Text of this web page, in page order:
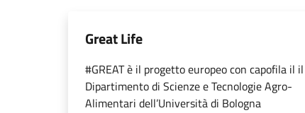
Great Life
#GREAT è il progetto europeo con capofila il il
Dipartimento di Scienze e Tecnologie Agro-
Alimentari dell’Università di Bologna